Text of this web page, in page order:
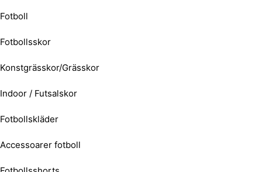
Fotboll
Fotbollsskor
Konstgrässkor/Grässkor
Indoor / Futsalskor
Fotbollskläder
Accessoarer fotboll